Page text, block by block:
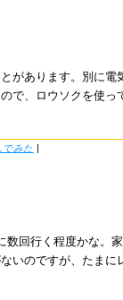
があります。別に電
で、ロウソクを使っ
でみた |
回行く程度かな。
いのですが、たまに